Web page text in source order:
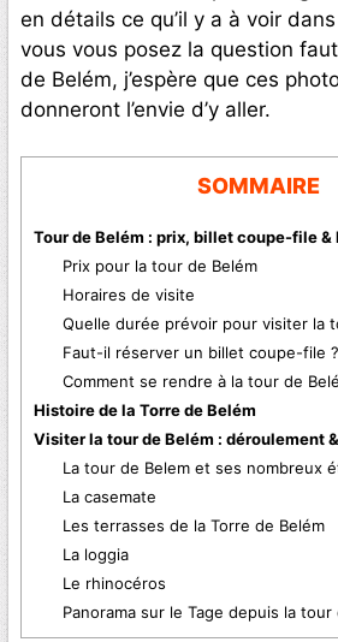
en détails ce qu’il y a à voir
vous vous posez la question
de Belém, j’espère que ces
donneront l’envie d’y aller.
SOMMAIRE
Tour de Belém : prix, billet coupe-file &
Prix pour la tour de Belém
Horaires de visite
Quelle durée prévoir pour visiter la
Faut-il réserver un billet coupe-file ?
Comment se rendre à la tour de
Histoire de la Torre de Belém
Visiter la tour de Belém : déroulement
La tour de Belem et ses nombreux
La casemate
Les terrasses de la Torre de Belém
La loggia
Le rhinocéros
Panorama sur le Tage depuis la tour